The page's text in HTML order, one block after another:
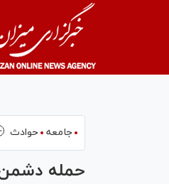
جامعه حوادث
حمله